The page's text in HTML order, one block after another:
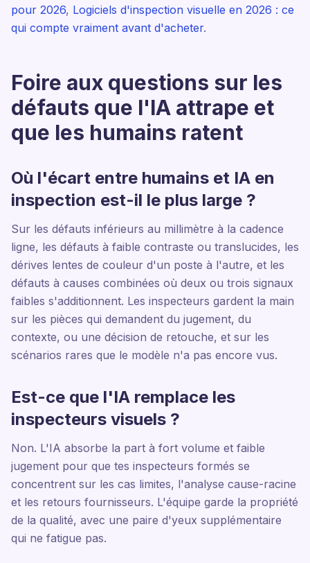
pour 2026, Logiciels d'inspection visuelle en 2026 : ce
qui compte vraiment avant d'acheter.
Foire aux questions sur les
défauts que l'IA attrape et
que les humains ratent
Où l'écart entre humains et IA en
inspection est-il le plus large ?
Sur les défauts inférieurs au millimètre à la cadence
ligne, les défauts à faible contraste ou translucides, les
dérives lentes de couleur d'un poste à l'autre, et les
défauts à causes combinées où deux ou trois signaux
faibles s'additionnent. Les inspecteurs gardent la main
sur les pièces qui demandent du jugement, du
contexte, ou une décision de retouche, et sur les
scénarios rares que le modèle n'a pas encore vus.
Est-ce que l'IA remplace les
inspecteurs visuels ?
Non. L'IA absorbe la part à fort volume et faible
jugement pour que tes inspecteurs formés se
concentrent sur les cas limites, l'analyse cause-racine
et les retours fournisseurs. L'équipe garde la propriété
de la qualité, avec une paire d'yeux supplémentaire
qui ne fatigue pas.